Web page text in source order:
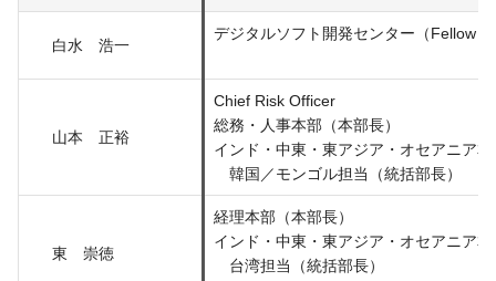
白水 浩一
デジタルソフト開発センター（Fellow）
山本 正裕
Chief Risk Officer
総務・人事本部（本部長）
インド・中東・東アジア・オセアニア本
韓国／モンゴル担当（統括部長）
東 崇徳
経理本部（本部長）
インド・中東・東アジア・オセアニア本
台湾担当（統括部長）